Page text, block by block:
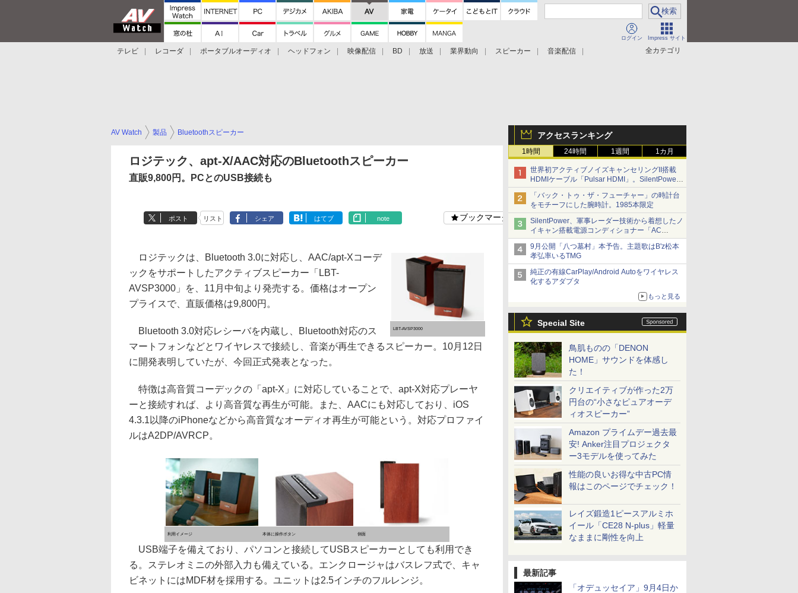
ログイン Impress サイト
全カテゴリ
テレビ レコーダ ポータブルオーディオ ヘッドフォン 映像配信 BD 放送 業界動向 スピーカー
音楽配信
アクセスランキング
1時間 24時間 1週間 1カ月
世界初アクティブノイズキャンセリングII搭載
HDMIケーブル「Pulsar HDMI」。SilentPower
から
「バック・トゥ・ザ・フューチャー」の時計台
をモチーフにした腕時計。1985本限定
SilentPower、軍事レーダー技術から着想したノ
イキャン搭載電源コンディショナー「AC
iPurifier2」
9月公開「八つ墓村」本予告。主題歌はB'z松本
孝弘率いるTMG
純正の有線CarPlay/Android Autoをワイヤレス
化するアダプタ
もっと見る
Special Site
鳥肌ものの「DENON
HOME」サウンドを体感し
た！
クリエイティブが作った2万
円台の“小さなピュアオーデ
ィオスピーカー”
Amazon プライムデー過去最
安! Anker注目プロジェクタ
ー3モデルを使ってみた
性能の良いお得な中古PC情
報はこのページでチェック！
レイズ鍛造1ピースアルミホ
イール「CE28 N-plus」軽量
なままに剛性を向上
最新記事
「オデュッセイア」9月4日か
AV Watch 製品 Bluetoothスピーカー
ロジテック、apt-X/AAC対応のBluetoothスピーカー
直販9,800円。PCとのUSB接続も
ポスト リスト シェア はてブ note ブックマーク
LBT-AVSP3000
ロジテックは、Bluetooth 3.0に対応し、AAC/apt-Xコーデ
ックをサポートしたアクティブスピーカー「LBT-
AVSP3000」を、11月中旬より発売する。価格はオープン
プライスで、直販価格は9,800円。
Bluetooth 3.0対応レシーバを内蔵し、Bluetooth対応のス
マートフォンなどとワイヤレスで接続し、音楽が再生できるスピーカー。10月12日
に開発表明していたが、今回正式発表となった。
特徴は高音質コーデックの「apt-X」に対応していることで、apt-X対応プレーヤ
ーと接続すれば、より高音質な再生が可能。また、AACにも対応しており、iOS
4.3.1以降のiPhoneなどから高音質なオーディオ再生が可能という。対応プロファイ
ルはA2DP/AVRCP。
利用イメージ 本体に操作ボタン 側面
USB端子を備えており、パソコンと接続してUSBスピーカーとしても利用でき
る。ステレオミニの外部入力も備えている。エンクロージャはバスレフ式で、キャ
ビネットにはMDF材を採用する。ユニットは2.5インチのフルレンジ。